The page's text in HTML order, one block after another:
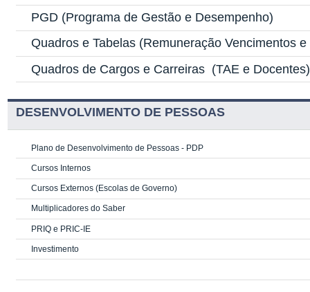
PGD (Programa de Gestão e Desempenho)
Quadros e Tabelas (Remuneração Vencimentos
Quadros de Cargos e Carreiras (TAE e Docentes)
DESENVOLVIMENTO DE PESSOAS
Plano de Desenvolvimento de Pessoas - PDP
Cursos Internos
Cursos Externos (Escolas de Governo)
Multiplicadores do Saber
PRIQ e PRIC-IE
Investimento